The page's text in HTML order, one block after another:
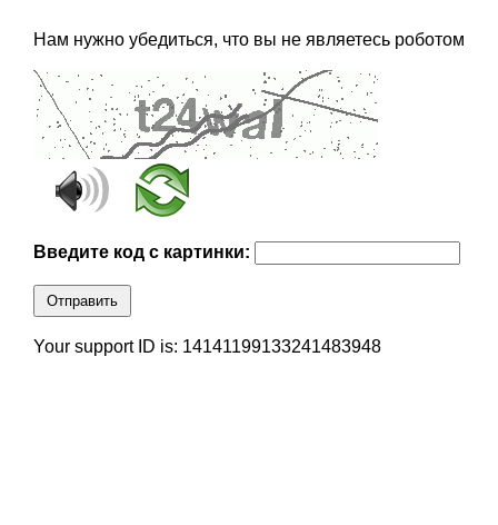
Нам нужно убедиться, что вы не являетесь роботом
Введите код с картинки:
Отправить
Your support ID is: 14141199133241483948